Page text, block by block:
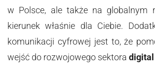
w Polsce, ale także na globalnym
kierunek właśnie dla Ciebie.
komunikacji cyfrowej jest to, że
wejść do rozwojowego sektora